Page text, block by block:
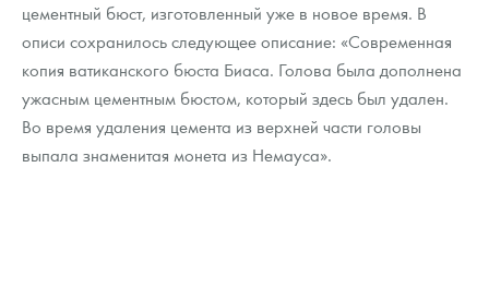
цементный бюст, изготовленный уже в новое время. В
описи сохранилось следующее описание: «Современная
копия ватиканского бюста Биаса. Голова была дополнена
ужасным цементным бюстом, который здесь был удален.
Во время удаления цемента из верхней части головы
выпала знаменитая монета из Немауса».